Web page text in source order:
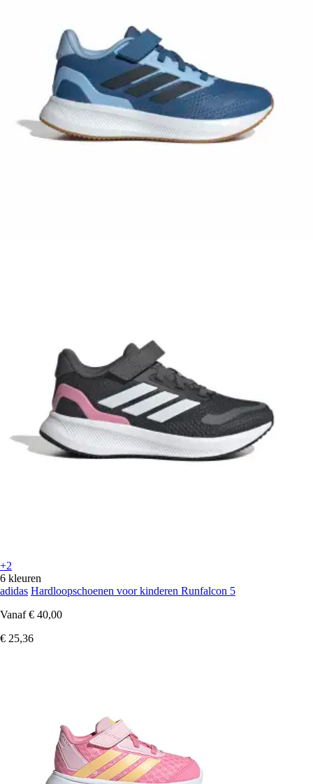
+2
6 kleuren
adidas Hardloopschoenen voor kinderen Runfalcon 5
Vanaf € 40,00
€ 25,36